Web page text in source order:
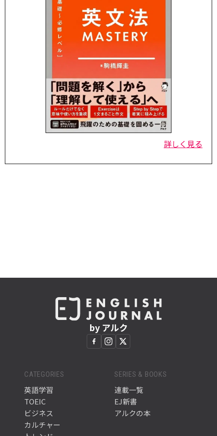
詳しく見る
by アルク
CATEGORIES
英語学習
TOEIC
ビジネス
カルチャー
SERIES & BOOKS
連載一覧
EJ新書
アルクの本